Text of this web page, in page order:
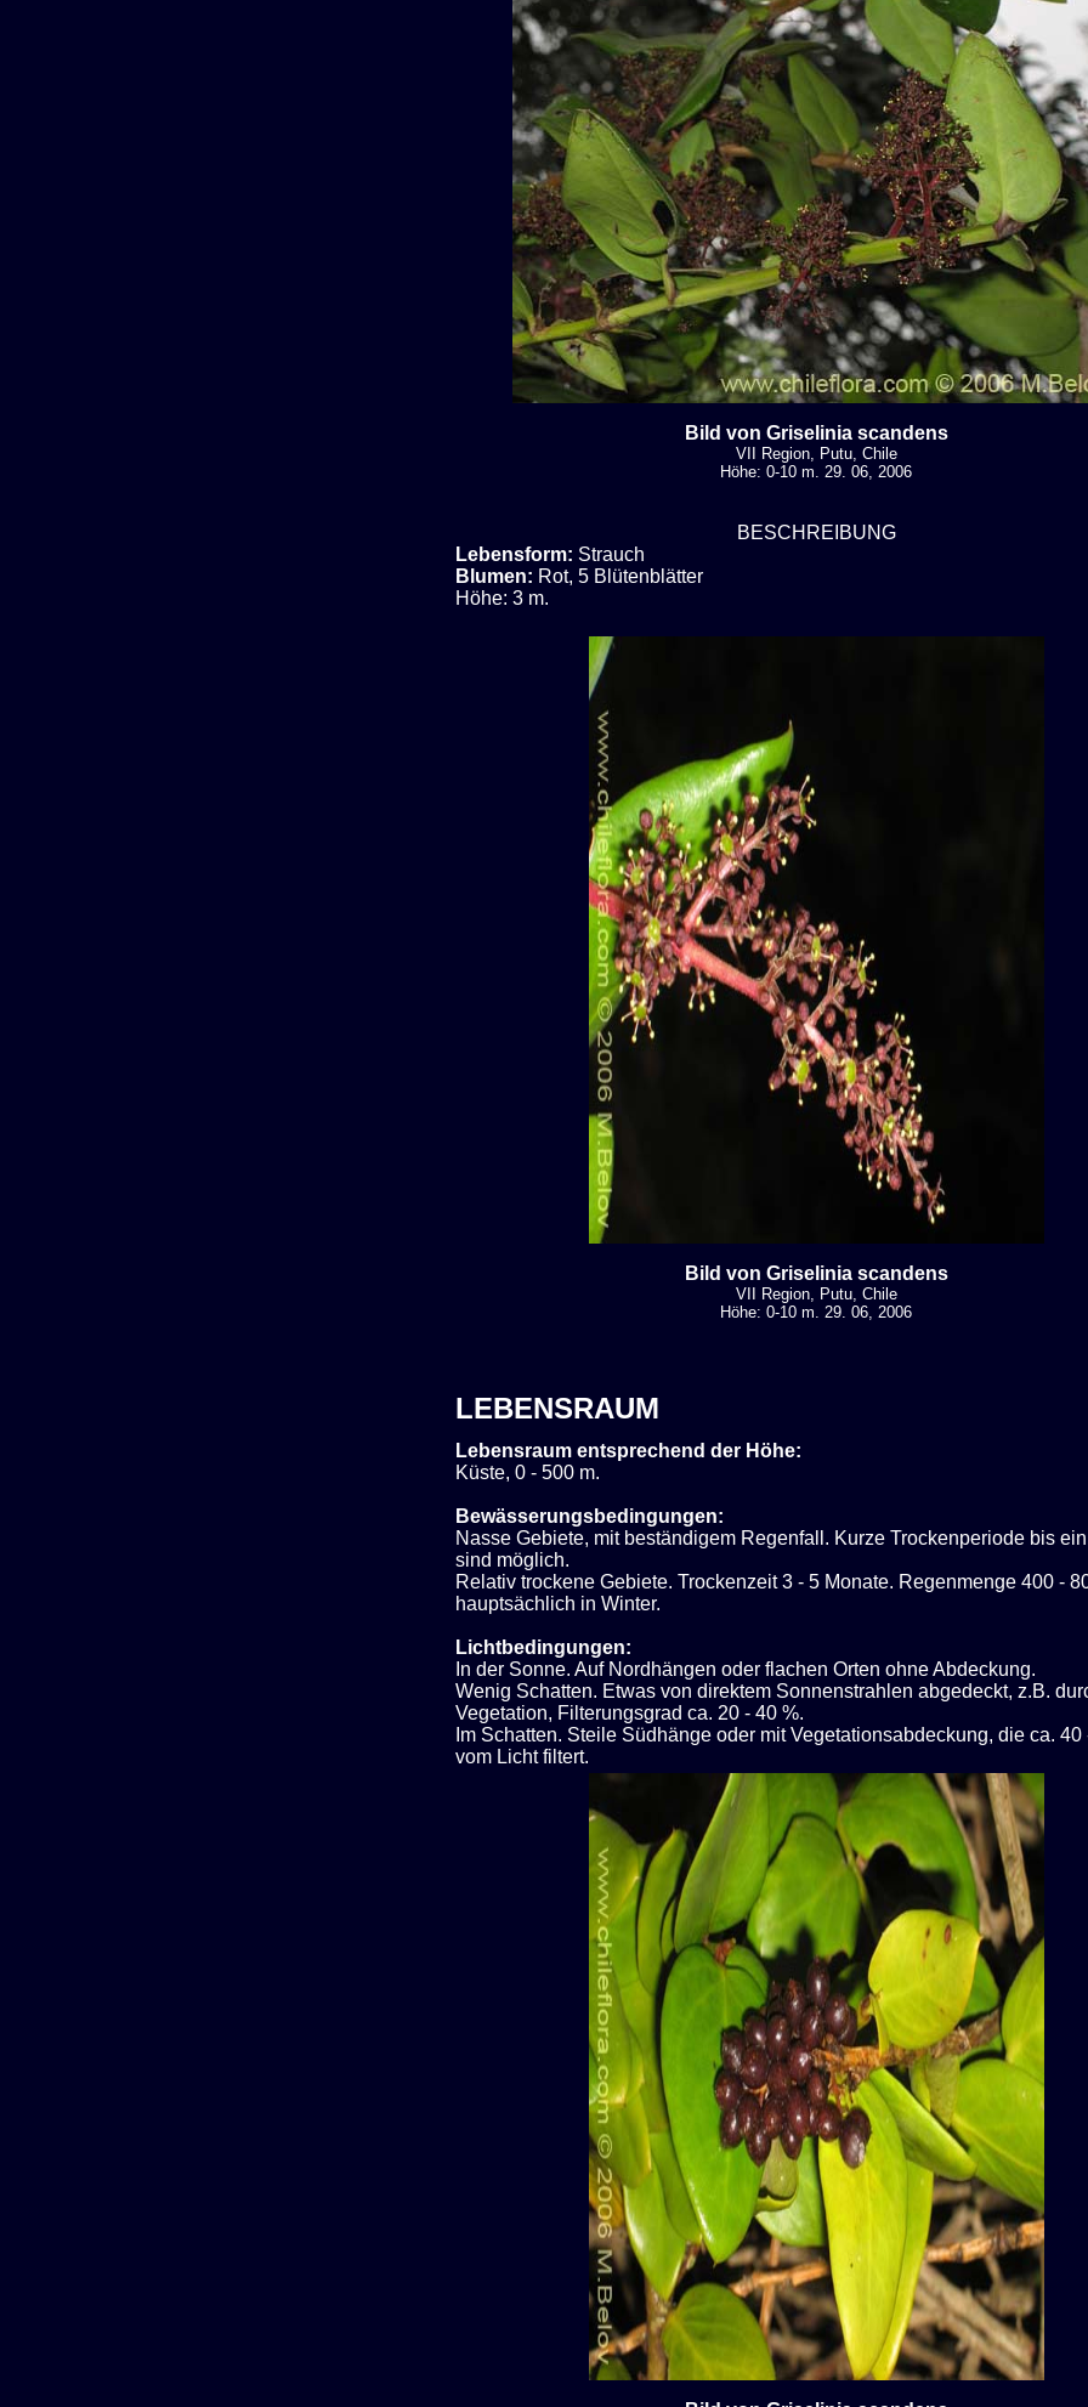
Bild von Griselinia scandens
VII Region, Putu, Chile
Höhe: 0-10 m. 29. 06, 2006
BESCHREIBUNG
Lebensform: Strauch
Blumen: Rot, 5 Blütenblätter
Höhe: 3 m.
Bild von Griselinia scandens
VII Region, Putu, Chile
Höhe: 0-10 m. 29. 06, 2006
LEBENSRAUM
Lebensraum entsprechend der Höhe:
Küste, 0 - 500 m.
Bewässerungsbedingungen:
Nasse Gebiete, mit beständigem Regenfall. Kurze Trockenperiode bis
sind möglich.
Relativ trockene Gebiete. Trockenzeit 3 - 5 Monate. Regenmenge 400 -
hauptsächlich in Winter.
Lichtbedingungen:
In der Sonne. Auf Nordhängen oder flachen Orten ohne Abdeckung.
Wenig Schatten. Etwas von direktem Sonnenstrahlen abgedeckt, z.B.
Vegetation, Filterungsgrad ca. 20 - 40 %.
Im Schatten. Steile Südhänge oder mit Vegetationsabdeckung, die ca. 40
vom Licht filtert.